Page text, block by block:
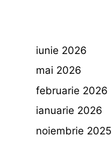
iunie 2026
mai 2026
februarie 2026
ianuarie 2026
noiembrie 2025